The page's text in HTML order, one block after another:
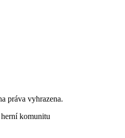
práva vyhrazena.
komunitu